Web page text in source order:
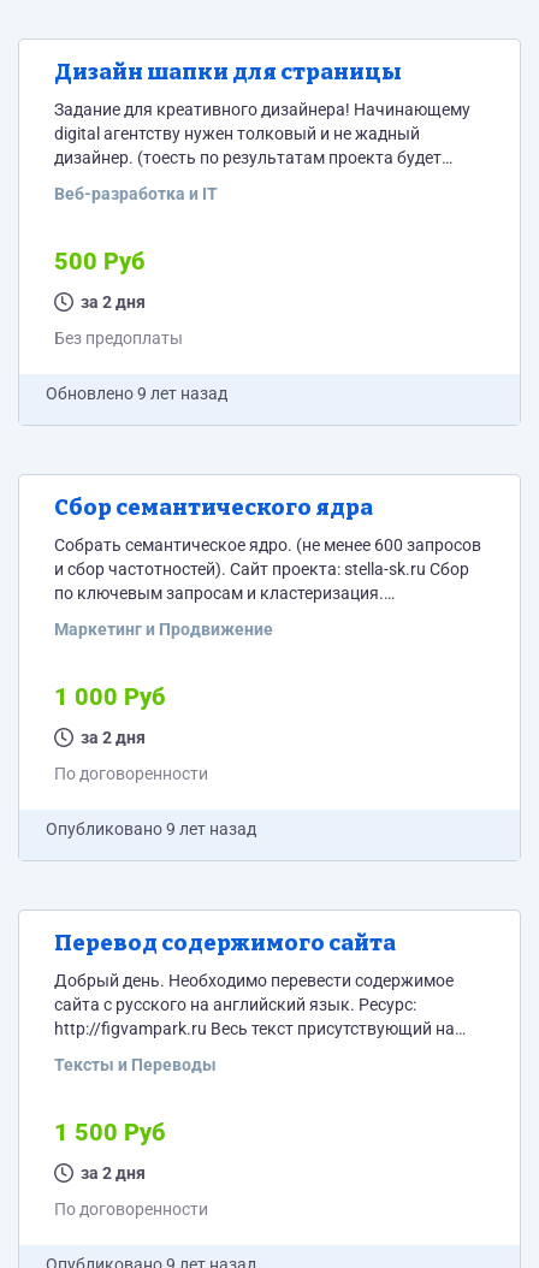
Дизайн шапки для страницы
Задание для креативного дизайнера! Начинающему
digital агентству нужен толковый и не жадный
дизайнер. (тоесть по результатам проекта будет
Необходимо сделать background изображения на
http://www.vikiweb.ru/portfolio/online_store/oficialnyj-
internet-magazin-rublevskij и др. Сайт с которого
необходимо сделать похожую страницу предоставлю
Веб-разработка и IT
500 Руб
за 2 дня
Без предоплаты
Обновлено9 лет назад
Сбор семантического ядра
Собрать семантическое ядро. (не менее 600 запросов
и сбор частотностей). Сайт проекта: stella-sk.ru Сбор
по ключевым запросам и кластеризация.
услуг). ТЗ копирайтеру на топ 30 ключевых запросов.
Маркетинг и Продвижение
1 000 Руб
за 2 дня
По договоренности
Опубликовано9 лет назад
Перевод содержимого сайта
Добрый день. Необходимо перевести содержимое
сайта с русского на английский язык. Ресурс:
http://figvampark.ru Весь текст присутствующий на
список переведенных фраз и текстов. Перевод
читаемый.
Тексты и Переводы
1 500 Руб
за 2 дня
По договоренности